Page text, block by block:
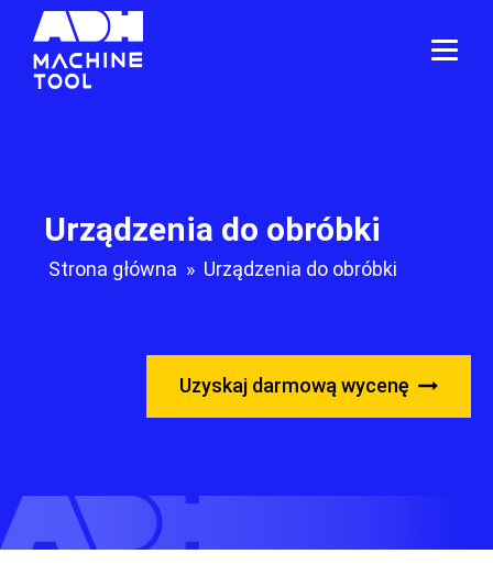
Urządzenia do obróbki
Strona główna » Urządzenia do obróbki
Uzyskaj darmową wycenę